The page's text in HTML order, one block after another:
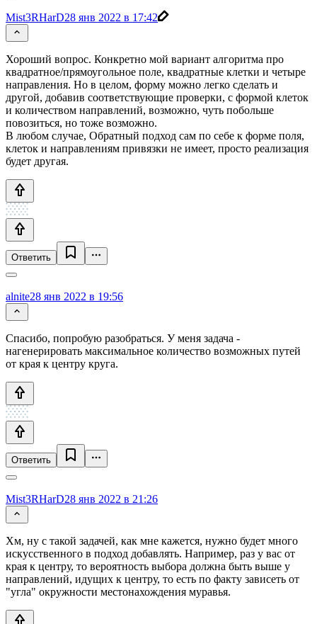
Mist3RHarD28 янв 2022 в 17:42
Хороший вопрос. Конкретно мой вариант алгоритма про
квадратное/прямоугольное поле, квадратные клетки и четыре
направления. Но в целом, форму можно легко сделать и
другой, добавив соответствующие проверки, с формой клеток
и количеством направлений, возможно, чуть побольше
повозиться, но тоже возможно.
В любом случае, Обратный подход сам по себе к форме поля,
клеток и направлениям привязки не имеет, просто реализация
будет другая.
Ответить
alnite28 янв 2022 в 19:56
Спасибо, попробую разобраться. У меня задача -
нагенерировать максимальное количество возможных путей
от края к центру круга.
Ответить
Mist3RHarD28 янв 2022 в 21:26
Хм, ну с такой задачей, как мне кажется, нужно будет много
искусственного в подход добавлять. Например, раз у вас от
края к центру, то вероятность выбора должна быть выше у
направлений, идущих к центру, то есть по факту зависеть от
"угла" окружности местонахождения муравья.